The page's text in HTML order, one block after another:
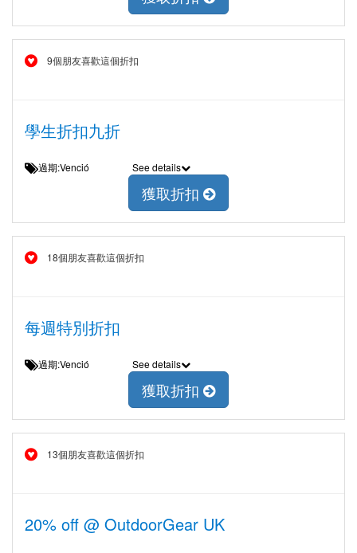
9個朋友喜歡這個折扣
學生折扣九折
過期:Venció See details
獲取折扣
18個朋友喜歡這個折扣
每週特別折扣
過期:Venció See details
獲取折扣
13個朋友喜歡這個折扣
20% off @ OutdoorGear UK